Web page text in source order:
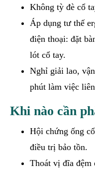
Không tỳ đè cổ
Áp dụng tư thế
điện thoại: đặt
lót cổ tay.
Nghỉ giải lao,
phút làm việc
Khi nào cần
Hội chứng ống
điều trị bảo tồn.
Thoát vị đĩa đệm